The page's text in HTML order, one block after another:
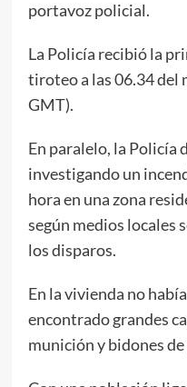
portavoz policial.
La Policía recibió la
tiroteo a las 06.34 del
GMT).
En paralelo, la Policía
investigando un
hora en una zona
según medios locales
los disparos.
En la vivienda no
encontrado grandes
munición y bidones